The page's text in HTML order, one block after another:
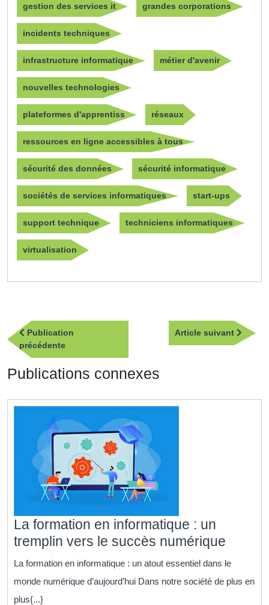
gestion des services it grandes corporations
incidents techniques
infrastructure informatique métier d'avenir
nouvelles technologies
plateformes d'apprentiss réseaux
ressources en ligne accessibles à tous
sécurité des données sécurité informatique
sociétés de services informatiques start-ups
support technique techniciens informatiques
virtualisation
Navigation
de
l’article
Publication
précédentePublication
précédente
Article suivant
Article
Publications connexes
La formation en informatique : un
tremplin vers le succès numérique
en
La formation en informatique : un atout essentiel dans le
monde numérique d’aujourd’hui Dans notre société de plus en
plus{...}